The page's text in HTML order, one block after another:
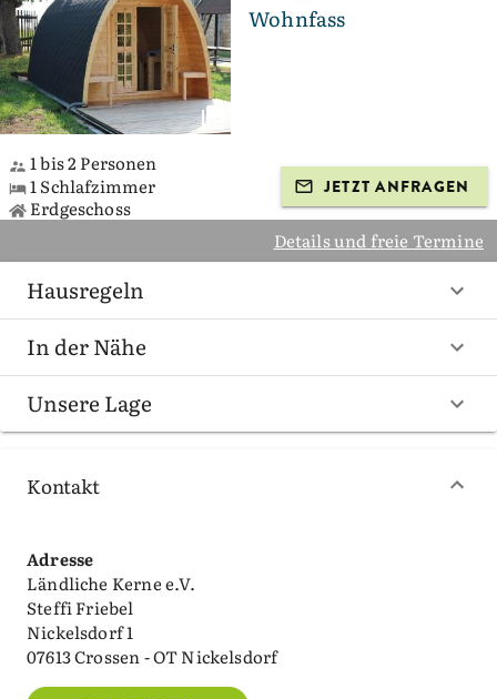
Wohnfass
1 bis 2 Personen
1 Schlafzimmer
Erdgeschoss
JETZT ANFRAGEN
Details und freie Termine
Hausregeln
In der Nähe
Unsere Lage
Kontakt
Adresse
Ländliche Kerne e.V.
Steffi Friebel
Nickelsdorf 1
07613 Crossen - OT Nickelsdorf